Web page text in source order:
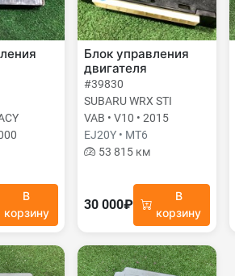
В
корзину
Блок управления
двигателя
#39830
SUBARU WRX STI
VAB • V10 • 2015
EJ20Y • MT6
53 815 км
30 000₽
В
корзину